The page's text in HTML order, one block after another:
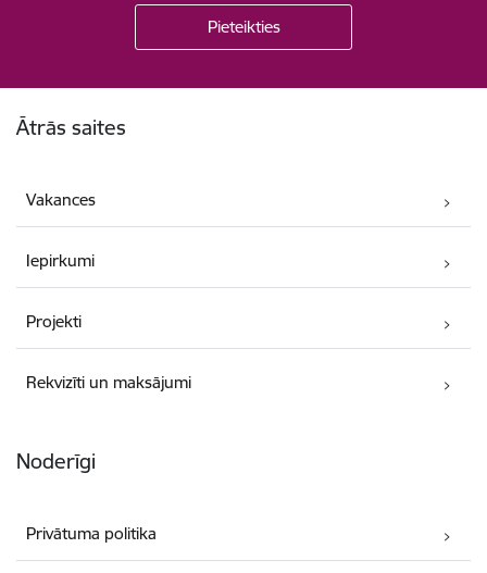
Ātrās saites
Vakances
Iepirkumi
Projekti
Rekvizīti un maksājumi
Noderīgi
Privātuma politika